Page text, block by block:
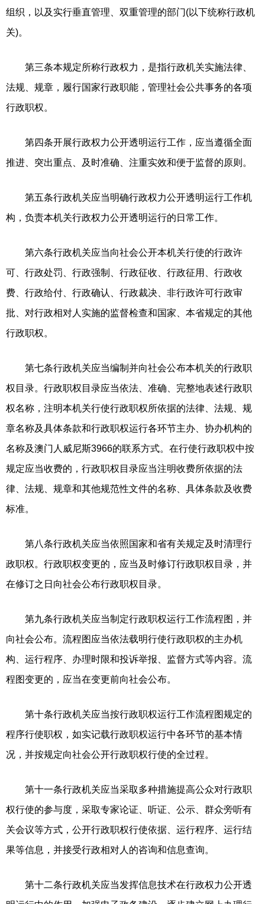
组织，以及实行垂直管理、双重管理的部门(以下统称行政机
关)。
第三条本规定所称行政权力，是指行政机关实施法律、
法规、规章，履行国家行政职能，管理社会公共事务的各项
行政职权。
第四条开展行政权力公开透明运行工作，应当遵循全面
推进、突出重点、及时准确、注重实效和便于监督的原则。
第五条行政机关应当明确行政权力公开透明运行工作机
构，负责本机关行政权力公开透明运行的日常工作。
第六条行政机关应当向社会公开本机关行使的行政许
可、行政处罚、行政强制、行政征收、行政征用、行政收
费、行政给付、行政确认、行政裁决、非行政许可行政审
批、对行政相对人实施的监督检查和国家、本省规定的其他
行政职权。
第七条行政机关应当编制并向社会公布本机关的行政职
权目录。行政职权目录应当依法、准确、完整地表述行政职
权名称，注明本机关行使行政职权所依据的法律、法规、规
章名称及具体条款和行政职权运行各环节主办、协办机构的
名称及澳门人威尼斯3966的联系方式。在行使行政职权中按
规定应当收费的，行政职权目录应当注明收费所依据的法
律、法规、规章和其他规范性文件的名称、具体条款及收费
标准。
第八条行政机关应当依照国家和省有关规定及时清理行
政职权。行政职权变更的，应当及时修订行政职权目录，并
在修订之日向社会公布行政职权目录。
第九条行政机关应当制定行政职权运行工作流程图，并
向社会公布。流程图应当依法载明行使行政职权的主办机
构、运行程序、办理时限和投诉举报、监督方式等内容。流
程图变更的，应当在变更前向社会公布。
第十条行政机关应当按行政职权运行工作流程图规定的
程序行使职权，如实记载行政职权运行中各环节的基本情
况，并按规定向社会公开行政职权行使的全过程。
第十一条行政机关应当采取多种措施提高公众对行政职
权行使的参与度，采取专家论证、听证、公示、群众旁听有
关会议等方式，公开行政职权行使依据、运行程序、运行结
果等信息，并接受行政相对人的咨询和信息查询。
第十二条行政机关应当发挥信息技术在行政权力公开透